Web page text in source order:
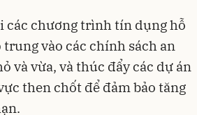
các chương trình tín dụng hỗ
vào các chính sách an
và vừa, và thúc đẩy các dự án
then chốt để đảm bảo tăng